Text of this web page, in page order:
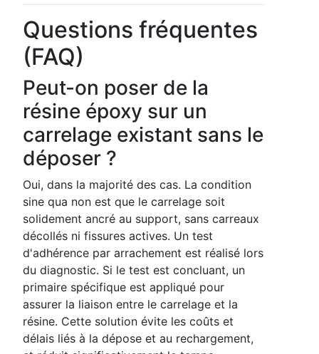
Questions fréquentes
(FAQ)
Peut-on poser de la
résine époxy sur un
carrelage existant sans le
déposer ?
Oui, dans la majorité des cas. La condition
sine qua non est que le carrelage soit
solidement ancré au support, sans carreaux
décollés ni fissures actives. Un test
d'adhérence par arrachement est réalisé lors
du diagnostic. Si le test est concluant, un
primaire spécifique est appliqué pour
assurer la liaison entre le carrelage et la
résine. Cette solution évite les coûts et
délais liés à la dépose et au rechargement,